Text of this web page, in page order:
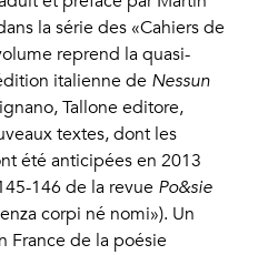
la série des «Cahiers de
reprend la quasi-
italienne de Nessun
Tallone editore,
textes, dont les
été anticipées en 2013
146 de la revue Po&sie
corpi né nomi»). Un
France de la poésie